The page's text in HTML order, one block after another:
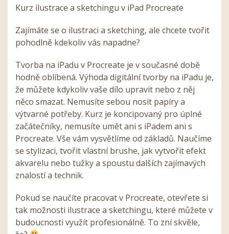
Kurz ilustrace a sketchingu v iPad Procreate
Zajímáte se o ilustraci a sketching, ale chcete tvořit
pohodlně kdekoliv vás napadne?
Tvorba na iPadu v Procreate je v současné době
hodně oblíbená. Výhoda digitální tvorby na iPadu je,
že můžete kdykoliv vaše dílo upravit nebo z něj
něco smazat. Nemusíte sebou nosit papíry a
výtvarné potřeby. Kurz je koncipovaný pro úplné
začátečníky, nemusíte umět ani s iPadem ani s
Procreate. Vše vám vysvětlíme od základů. Naučíme
se stylizaci, tvořit vlastní brushe, jak vytvořit efekt
akvarelu nebo tužky a spoustu dalších zajímavých
znalostí a technik.
Pokud se naučíte pracovat v Procreate, otevřete si
tak možnosti ilustrace a sketchingu, které můžete v
budoucnosti využít profesionálně. To zní skvěle,